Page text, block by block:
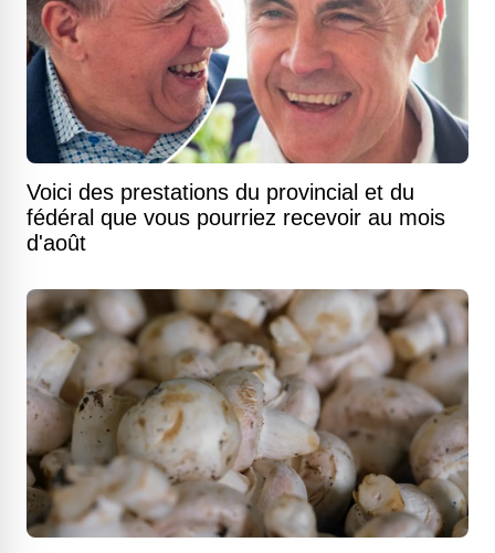
Voici des prestations du provincial et du
fédéral que vous pourriez recevoir au mois
d'août